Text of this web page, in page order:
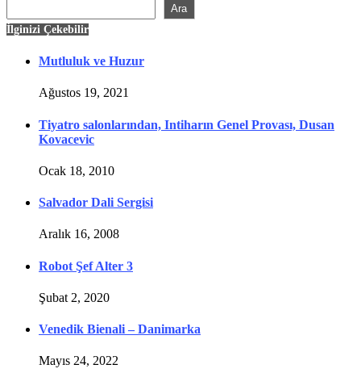
Ara
İlginizi Çekebilir
Mutluluk ve Huzur
Ağustos 19, 2021
Tiyatro salonlarından, Intiharın Genel Provası, Dusan
Kovacevic
Ocak 18, 2010
Salvador Dali Sergisi
Aralık 16, 2008
Robot Şef Alter 3
Şubat 2, 2020
Venedik Bienali – Danimarka
Mayıs 24, 2022